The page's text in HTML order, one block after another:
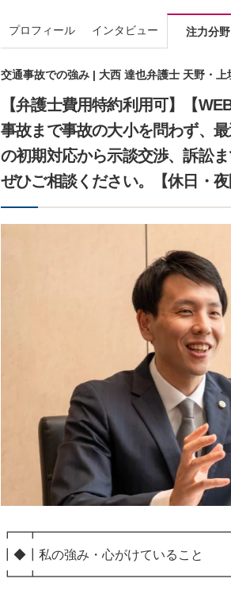
プロフィール インタビュー 注力分野
交通事故での強み | 大西 達也弁護士 天野・上
【弁護士費用特約利用可】【
事故まで事故の大小を問わず、
の初期対応から示談交渉、訴訟
ぜひご相談ください。【休日・夜
┃◆┃私の強み・心がけていること